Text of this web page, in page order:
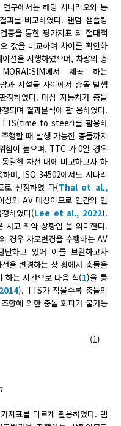
구에서는 해당 시나리오와 동
과를 비교하였다. 랜덤 샘플링
증을 통한 평가지표 의 절대적
값을 비교하여 차이를 확인하
션을 시행하였으며, 차량의 충
에서 제공 하는
과 시설물 사이에서 충돌 발생
정하였다. 대상 자동차가 충돌
되며 결과분석에 활 용하였다.
TTS(time to steer)를 활용하
행할 때 발생 가능한 충돌까지
험이 높으며, TTC 가 0일 경우
일한 차선 내에 비교하고자 하
며, ISO 34502에서도 시나리
로 선정하였 다(Thal et al.,
의 AV 대상이므로 인간의 인
하였다(Lee et al., 2022).
사고 취약 상황임 을 의미한다.
경우 차로변경을 수행하는 AV
단하고 있어 이를 보완하고자
을 변경하는 상 황에서 충돌을
하는 시간으로 다음 식(1)을 통
). TTS가 작을수록 충돌의
향에 의한 충돌 회피가 불가능
(1)
지표를 다르게 활용하였다. 램